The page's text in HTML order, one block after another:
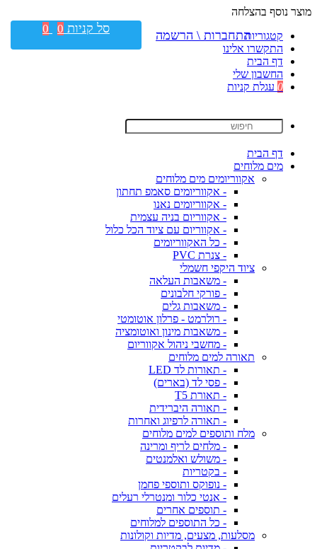
מוצר נוסף בהצלחה
קטגוריות
התקשרו אלינו
דף הבית
החשבון שלי
0 עגלת קניות
דף הבית
מים מלוחים
אקווריומים מים מלוחים
- אקווריומים סאמפ תחתון
- אקווריומים נאנו
- אקווריום בניה עצמית
- אקווריום עם ציוד הכל כלול
- כל האקווריומים
- צנרת PVC
ציוד היקפי חשמלי
- משאבות העלאה
- פורקי חלבונים
- משאבות גלים
- רולרמט - פרלון אוטומטי
- משאבות מינון ואוטומציה
- מחשבי ניהול אקווריום
תאורה למים מלוחים
- תאורות לד LED
- פסי לד (בארים)
- תאורת T5
- תאורה היברידית
- תאורה לרפיוג ואחרות
מלח ותוספים למים מלוחים
- מלחים לריף ומרינה
- משולש ואלמנטים
- בקטריות
- נופוקס ותוספי פחמן
- אנטי כלור ומנטרלי רעלים
- תוספים אחרים
- כל התוספים למלוחים
מסלעות, מצעים, מדיות וקולונות
התחברות \ הרשמה סל קניות 0
0